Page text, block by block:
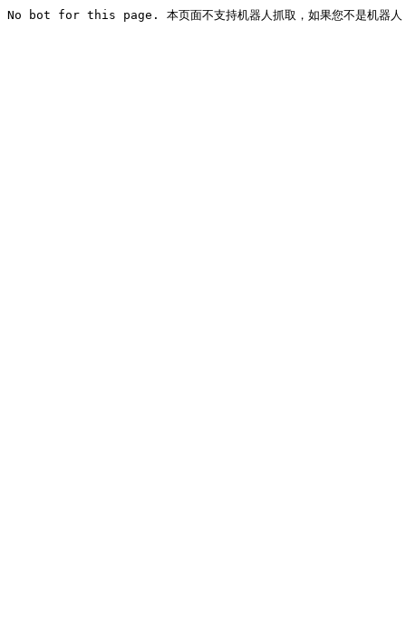
No bot for this page. 本页面不支持机器人抓取，如果您不是机器人，